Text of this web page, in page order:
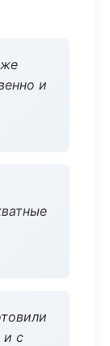
и
и с